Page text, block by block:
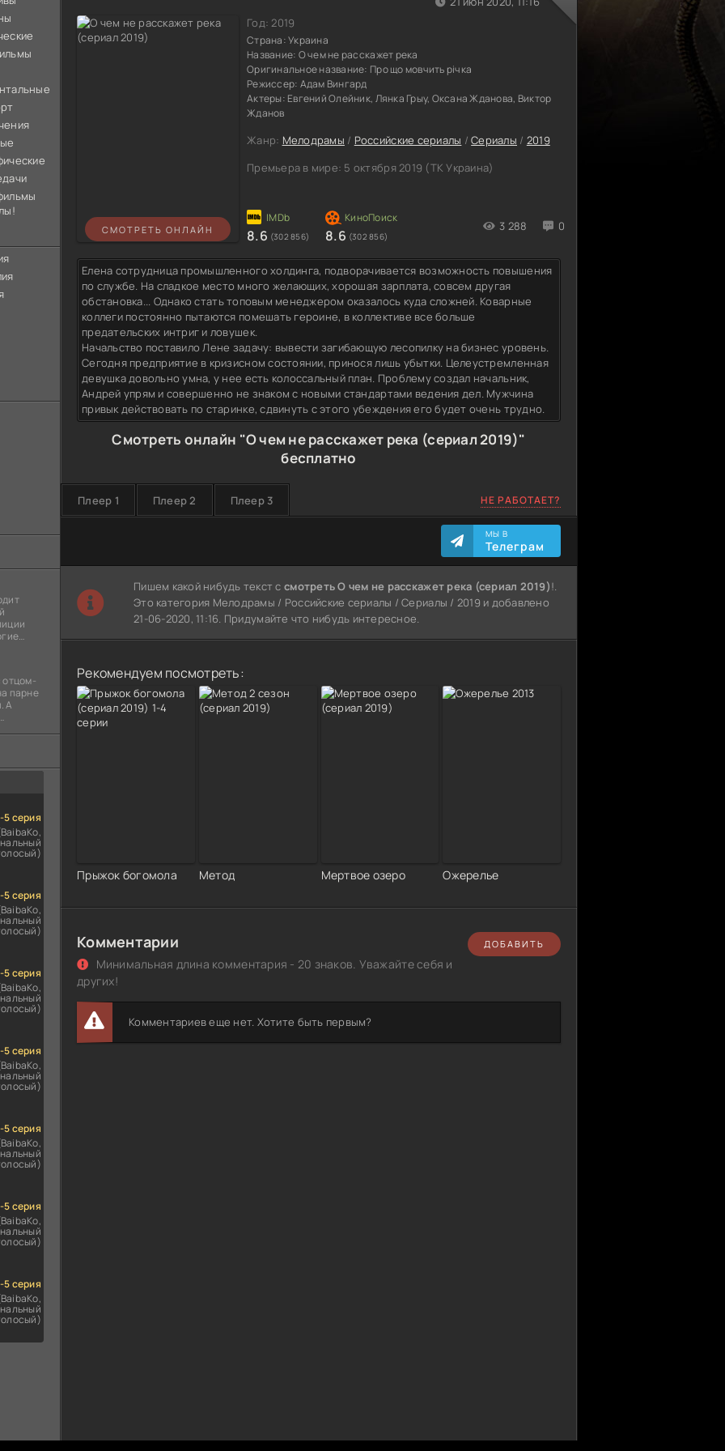
отцом-
парне
А
5 серия
5 серия
5 серия
5 серия
5 серия
5 серия
5 серия
СМОТРЕТЬ ОНЛАЙН
Год:2019
Страна:Украина
Название: О чем не расскажет река
Оригинальное название: Про що мовчить річка
Режиссер: Адам Вингард
Актеры: Евгений Олейник, Лянка Грыу, Оксана Жданова, Виктор
Жданов
Жанр: Мелодрамы / Российские сериалы /Сериалы / 2019
Премьера в мире: 5 октября 2019 (ТК Украина)
8.6 (302 856) 8.6 (302 856)
3 288 0
Елена сотрудница промышленного холдинга, подворачивается возможность повышения
по службе. На сладкое место много желающих, хорошая зарплата, совсем другая
обстановка... Однако стать топовым менеджером оказалось куда сложней. Коварные
коллеги постоянно пытаются помешать героине, в коллективе все больше
предательских интриг и ловушек.
Начальство поставило Лене задачу: вывести загибающую лесопилку на бизнес уровень.
Сегодня предприятие в кризисном состоянии, принося лишь убытки. Целеустремленная
девушка довольно умна, у нее есть колоссальный план. Проблему создал начальник,
Андрей упрям и совершенно не знаком с новыми стандартами ведения дел. Мужчина
привык действовать по старинке, сдвинуть с этого убеждения его будет очень трудно.
Смотреть онлайн "О чем не расскажет река (сериал 2019)"
бесплатно
Плеер 1 Плеер 2 Плеер 3 НЕ РАБОТАЕТ?
МЫ В
Телеграм
Пишем какой нибудь текст ссмотреть О чем не расскажет река (сериал 2019)!.
Это категория Мелодрамы / Российские сериалы / Сериалы / 2019 и добавлено
21-06-2020, 11:16. Придумайте что нибудь интересное.
Рекомендуем посмотреть:
Прыжок богомола Метод Мертвое озеро Ожерелье
Комментарии
Минимальная длина комментария - 20 знаков. Уважайте себя и
других!
ДОБАВИТЬ
Комментариев еще нет. Хотите быть первым?